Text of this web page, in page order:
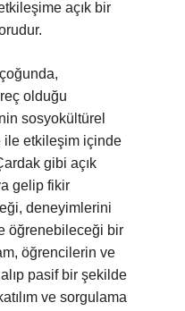
açık bir
olduğu
sosyokültürel
ile etkileşim içinde
gibi açık
gelip fikir
deneyimlerini
öğrenebileceği bir
öğrencilerin ve
pasif bir şekilde
ve sorgulama